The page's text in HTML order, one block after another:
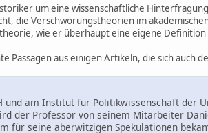
um eine wissenschaftliche
die Verschwörungstheorien im
wie er überhaupt eine eigene
Passagen aus einigen Artikeln, die sich auch
und am Institut für Politikwissenschaft der
der Professor von seinem Mitarbeiter
für seine aberwitzigen Spekulationen